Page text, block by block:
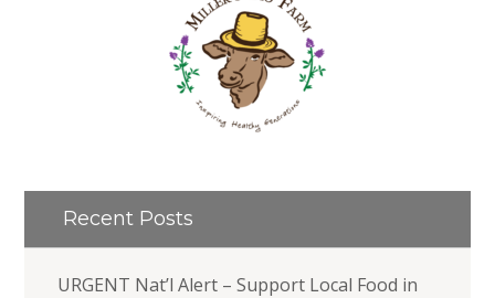
Recent Posts
URGENT Nat’l Alert – Support Local Food in